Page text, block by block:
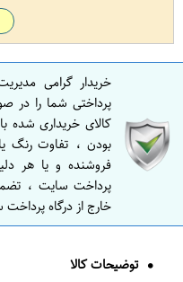
خریدار گرامی
پرداختی شما را در
کالای خریداری شده
بودن ، تفاوت رنگ
فروشنده و یا هر
پرداخت سایت ،
خارج از درگاه
توضیحات کالا